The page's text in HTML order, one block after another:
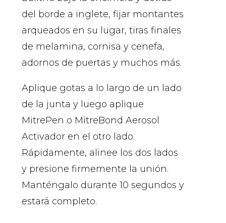
del borde a inglete, fijar montantes
arqueados en su lugar, tiras finales
de melamina, cornisa y cenefa,
adornos de puertas y muchos más.
Aplique gotas a lo largo de un lado
de la junta y luego aplique
MitrePen o MitreBond Aerosol
Activador en el otro lado.
Rápidamente, alinee los dos lados
y presione firmemente la unión.
Manténgalo durante 10 segundos y
estará completo.